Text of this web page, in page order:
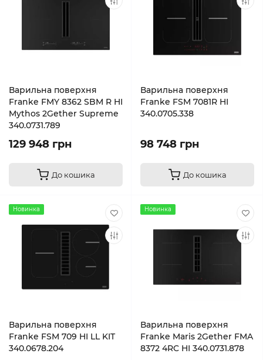
Варильна поверхня
Franke FMY 8362 SBM R HI
Mythos 2Gether Supreme
340.0731.789
129 948 грн
До кошика
Варильна поверхня
Franke FSM 7081R HI
340.0705.338
98 748 грн
До кошика
Новинка
Варильна поверхня
Franke FSM 709 HI LL KIT
340.0678.204
Новинка
Варильна поверхня
Franke Maris 2Gether FMA
8372 4RC HI 340.0731.878